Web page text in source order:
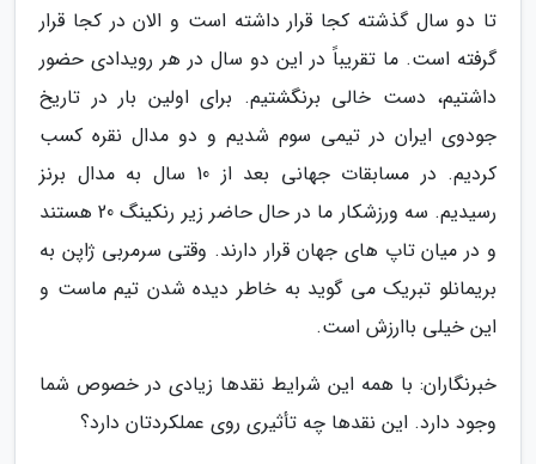
تا دو سال گذشته کجا قرار داشته است و الان در کجا قرار
گرفته است. ما تقریباً در این دو سال در هر رویدادی حضور
داشتیم، دست خالی برنگشتیم. برای اولین بار در تاریخ
جودوی ایران در تیمی سوم شدیم و دو مدال نقره کسب
کردیم. در مسابقات جهانی بعد از 10 سال به مدال برنز
رسیدیم. سه ورزشکار ما در حال حاضر زیر رنکینگ 20 هستند
و در میان تاپ های جهان قرار دارند. وقتی سرمربی ژاپن به
بریمانلو تبریک می گوید به خاطر دیده شدن تیم ماست و
این خیلی باارزش است.
خبرنگاران: با همه این شرایط نقدها زیادی در خصوص شما
وجود دارد. این نقدها چه تأثیری روی عملکردتان دارد؟